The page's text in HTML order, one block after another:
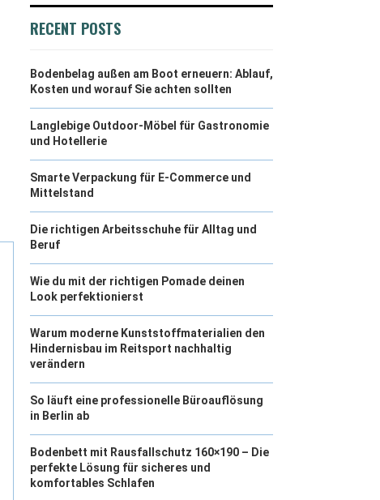
RECENT POSTS
Bodenbelag außen am Boot erneuern: Ablauf,
Kosten und worauf Sie achten sollten
Langlebige Outdoor-Möbel für Gastronomie
und Hotellerie
Smarte Verpackung für E-Commerce und
Mittelstand
Die richtigen Arbeitsschuhe für Alltag und
Beruf
Wie du mit der richtigen Pomade deinen
Look perfektionierst
Warum moderne Kunststoffmaterialien den
Hindernisbau im Reitsport nachhaltig
verändern
So läuft eine professionelle Büroauflösung
in Berlin ab
Bodenbett mit Rausfallschutz 160×190 – Die
perfekte Lösung für sicheres und
komfortables Schlafen